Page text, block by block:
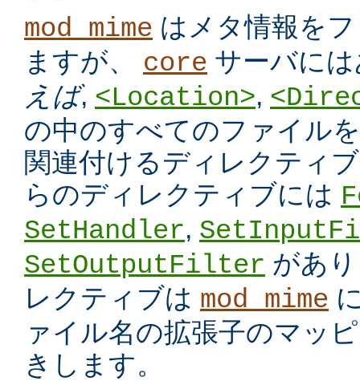
mod_mime はメタ情報を
ますが、 core サーバに
えば, <Location>,
の中のすべてのファイル
関連付けるディレクティ
らのディレクティブには
SetHandler,
SetOutputFilter があ
レクティブは mod_mime
ァイル名の拡張子のマッ
きします。